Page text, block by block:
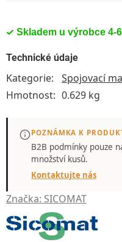
Skladem u výrobce 4-
Značka: SICOMAT
Technické údaje
Kategorie:
Spojovací
Hmotnost: 0.629 kg
POZNÁMKA K
B2B podmínky pouze
množství kusů.
Kontaktujte nás